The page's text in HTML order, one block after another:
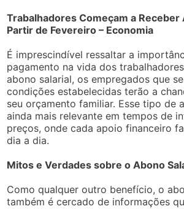
Trabalhadores Começam a Receber
Partir de Fevereiro – Economia
É imprescindível ressaltar a
pagamento na vida dos
abono salarial, os empregados que
condições estabelecidas terão a
seu orçamento familiar. Esse tipo de
ainda mais relevante em tempos de
preços, onde cada apoio financeiro
dia a dia.
Mitos e Verdades sobre o Abono
Como qualquer outro benefício, o
também é cercado de informações